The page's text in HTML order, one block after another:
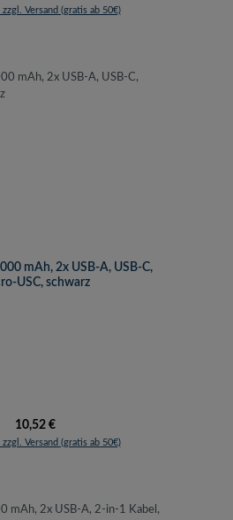
Versand (gratis ab 50€)
mAh, 2x USB-A, USB-C,
USC, schwarz
Regulärer Preis:
10,52 €
Versand (gratis ab 50€)